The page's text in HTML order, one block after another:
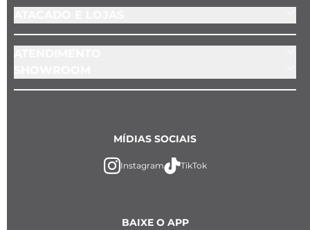
BAIXE O APP
MÍDIAS SOCIAIS
Instagram TikTok